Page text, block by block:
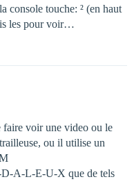
console touche: ² (en haut
les pour voir…
faire voir une video ou le
ou il utilise un
D-A-L-E-U-X que de tels